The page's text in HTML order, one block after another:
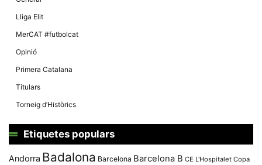
Lliga Elit
MerCAT #futbolcat
Opinió
Primera Catalana
Titulars
Torneig d’Històrics
Etiquetes populars
Andorra Badalona Barcelona Barcelona B CE L'Hospitalet Copa